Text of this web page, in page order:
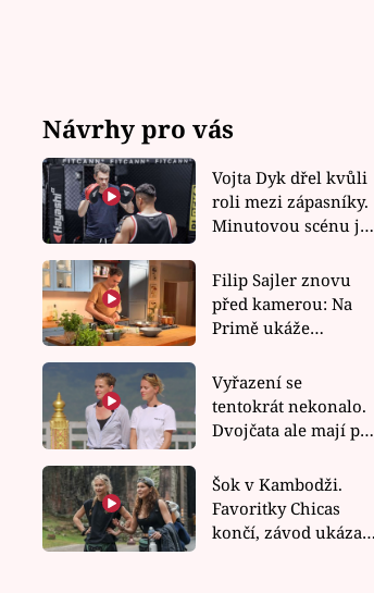
Návrhy pro vás
Vojta Dyk dřel kvůli
roli mezi zápasníky.
Minutovou scénu jel
Filip Sajler znovu
před kamerou: Na
Primě ukáže
rychlé recepty
Vyřazení se
tentokrát nekonalo.
Dvojčata ale mají po
závodu nůž na krku
Šok v Kambodži.
Favoritky Chicas
končí, závod ukázal